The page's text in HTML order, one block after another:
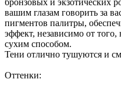
вашим глазам говорить за
пигментов палитры,
эффект, независимо от
сухим способом.
Тени отлично тушуются и
Оттенки: